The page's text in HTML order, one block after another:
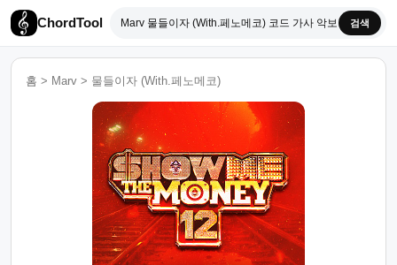
ChordTool 검색
홈 > Marv > 물들이자 (With.페노메코)